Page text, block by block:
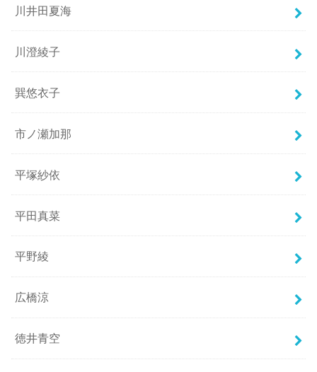
川井田夏海
川澄綾子
巽悠衣子
市ノ瀬加那
平塚紗依
平田真菜
平野綾
広橋涼
徳井青空